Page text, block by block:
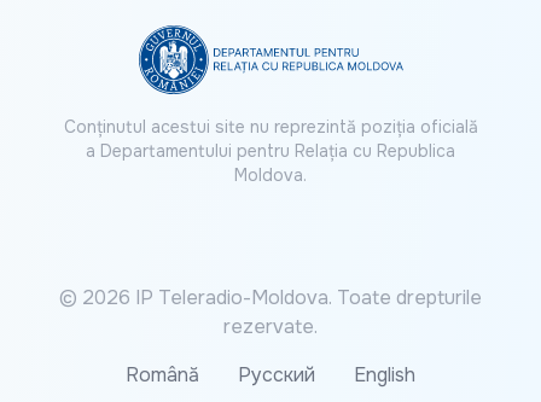
Conținutul acestui site nu reprezintă poziția oficială
a Departamentului pentru Relația cu Republica
Moldova.
© 2026 IP Teleradio-Moldova. Toate drepturile
rezervate.
Română
Русский English